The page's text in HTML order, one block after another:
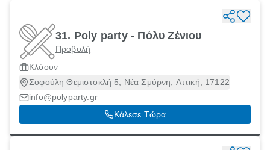
31. Poly party - Πόλυ Ζένιου
Προβολή
Κλόουν
Σοφούλη Θεμιστοκλή 5, Νέα Σμύρνη, Αττική, 17122
info@polyparty.gr
Κάλεσε Τώρα